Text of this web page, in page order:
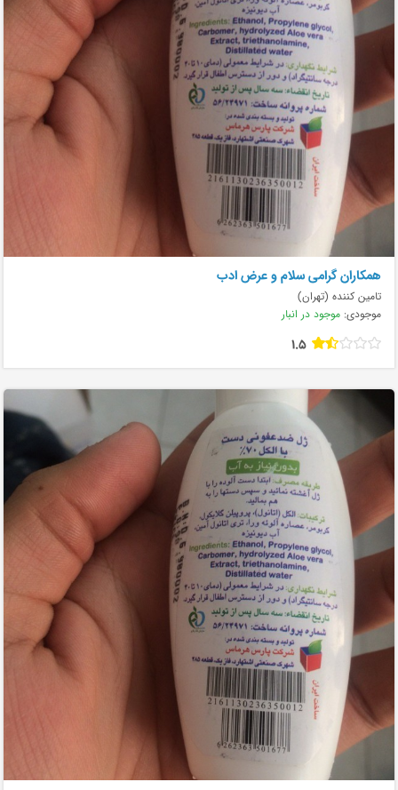
همکاران گرامی سلام و عرض ادب
تامین کننده (تهران)
موجودی: موجود در انبار
1.5